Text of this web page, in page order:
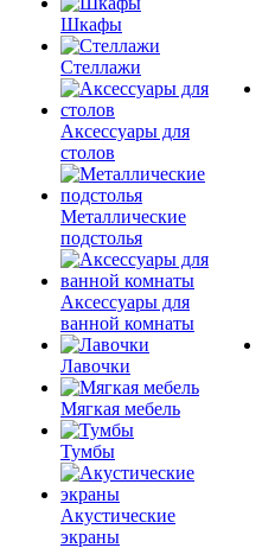
Шкафы
Стеллажи
Аксессуары для
столов
Металлические
подстолья
Аксессуары для
ванной комнаты
Лавочки
Мягкая мебель
Тумбы
Акустические
экраны